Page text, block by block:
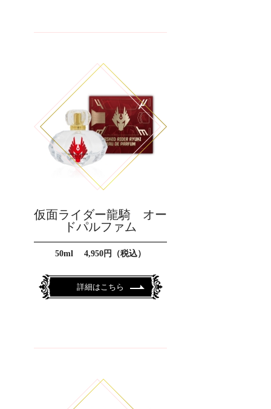
仮面ライダー龍騎 オー
ドパルファム
50ml 4,950円（税込）
詳細はこちら